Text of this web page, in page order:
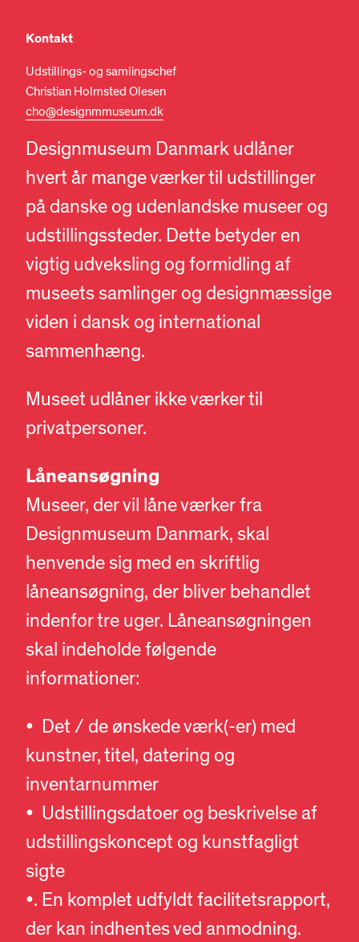
Kontakt
Udstillings- og samlingschef
Christian Holmsted Olesen
cho@designmmuseum.dk
Designmuseum Danmark udlåner
hvert år mange værker til udstillinger
på danske og udenlandske museer og
udstillingssteder. Dette betyder en
vigtig udveksling og formidling af
museets samlinger og designmæssige
viden i dansk og international
sammenhæng.
Museet udlåner ikke værker til
privatpersoner.
Låneansøgning
Museer, der vil låne værker fra
Designmuseum Danmark, skal
henvende sig med en skriftlig
låneansøgning, der bliver behandlet
indenfor tre uger. Låneansøgningen
skal indeholde følgende
informationer:
• Det / de ønskede værk(-er) med
kunstner, titel, datering og
inventarnummer
• Udstillingsdatoer og beskrivelse af
udstillingskoncept og kunstfagligt
sigte
•. En komplet udfyldt facilitetsrapport,
der kan indhentes ved anmodning.